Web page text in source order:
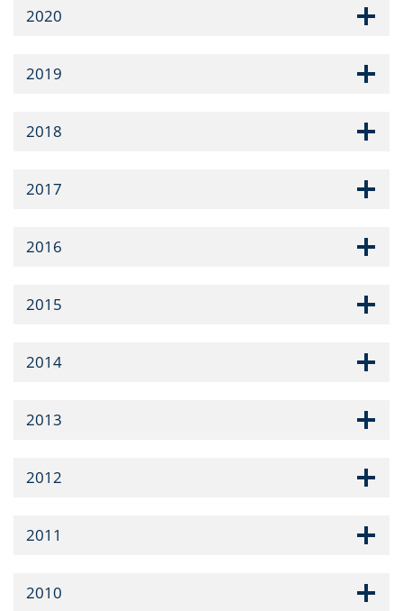
2020
2019
2018
2017
2016
2015
2014
2013
2012
2011
2010